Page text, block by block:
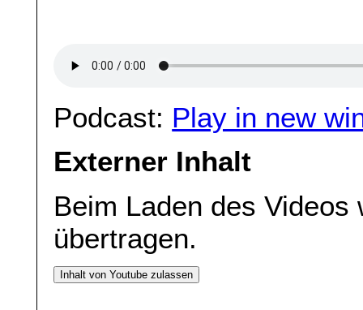
Podcast: Play in new
Externer Inhalt
Beim Laden des Videos
übertragen.
Inhalt von Youtube zulassen